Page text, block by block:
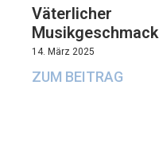
Väterlicher
Musikgeschmack
14. März 2025
ZUM BEITRAG